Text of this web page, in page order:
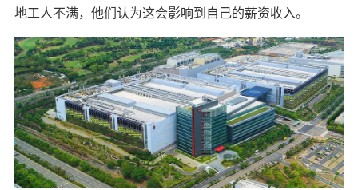
地工人不满，他们认为这会影响到自己的薪资收入。